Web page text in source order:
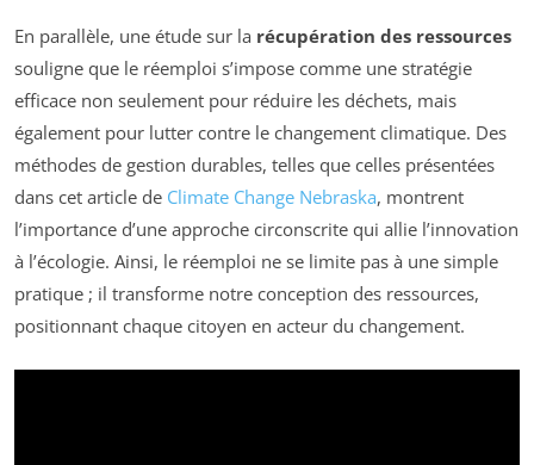
En parallèle, une étude sur la récupération des ressources
souligne que le réemploi s’impose comme une stratégie
efficace non seulement pour réduire les déchets, mais
également pour lutter contre le changement climatique. Des
méthodes de gestion durables, telles que celles présentées
dans cet article de Climate Change Nebraska, montrent
l’importance d’une approche circonscrite qui allie l’innovation
à l’écologie. Ainsi, le réemploi ne se limite pas à une simple
pratique ; il transforme notre conception des ressources,
positionnant chaque citoyen en acteur du changement.